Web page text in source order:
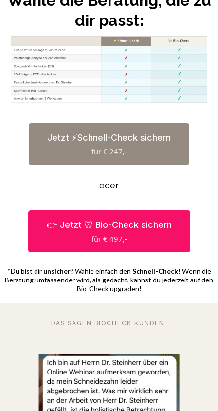
dir passt:
Jetzt ⚡️Schnell-Check sichern
für € 247,-
oder
👉 Jetzt 🦷 Bio-Check sichern
für € 497,-
*Du bist dir unsicher? Wähle einfach den Schnell-Check! Wenn die
Beratung umfassender wird, als gedacht, kannst du jederzeit auf den
Bio-Check upgraden!
DAS SAGEN BIOCHECK KUNDEN: